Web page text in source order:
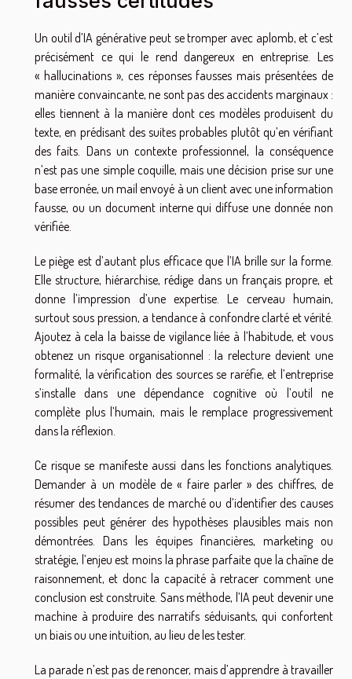
Un outil d’IA générative peut se tromper avec aplomb, et c’est
précisément ce qui le rend dangereux en entreprise. Les
« hallucinations », ces réponses fausses mais présentées de
manière convaincante, ne sont pas des accidents marginaux :
elles tiennent à la manière dont ces modèles produisent du
texte, en prédisant des suites probables plutôt qu’en vérifiant
des faits. Dans un contexte professionnel, la conséquence
n’est pas une simple coquille, mais une décision prise sur une
base erronée, un mail envoyé à un client avec une information
fausse, ou un document interne qui diffuse une donnée non
vérifiée.
Le piège est d’autant plus efficace que l’IA brille sur la forme.
Elle structure, hiérarchise, rédige dans un français propre, et
donne l’impression d’une expertise. Le cerveau humain,
surtout sous pression, a tendance à confondre clarté et vérité.
Ajoutez à cela la baisse de vigilance liée à l’habitude, et vous
obtenez un risque organisationnel : la relecture devient une
formalité, la vérification des sources se raréfie, et l’entreprise
s’installe dans une dépendance cognitive où l’outil ne
complète plus l’humain, mais le remplace progressivement
dans la réflexion.
Ce risque se manifeste aussi dans les fonctions analytiques.
Demander à un modèle de « faire parler » des chiffres, de
résumer des tendances de marché ou d’identifier des causes
possibles peut générer des hypothèses plausibles mais non
démontrées. Dans les équipes financières, marketing ou
stratégie, l’enjeu est moins la phrase parfaite que la chaîne de
raisonnement, et donc la capacité à retracer comment une
conclusion est construite. Sans méthode, l’IA peut devenir une
machine à produire des narratifs séduisants, qui confortent
un biais ou une intuition, au lieu de les tester.
La parade n’est pas de renoncer, mais d’apprendre à travailler